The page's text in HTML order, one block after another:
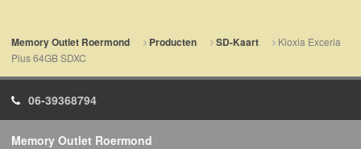
Memory Outlet Roermond Producten SD-Kaart
Kioxia Exceria
Plus 64GB SDXC
06-39368794
Memory Outlet Roermond